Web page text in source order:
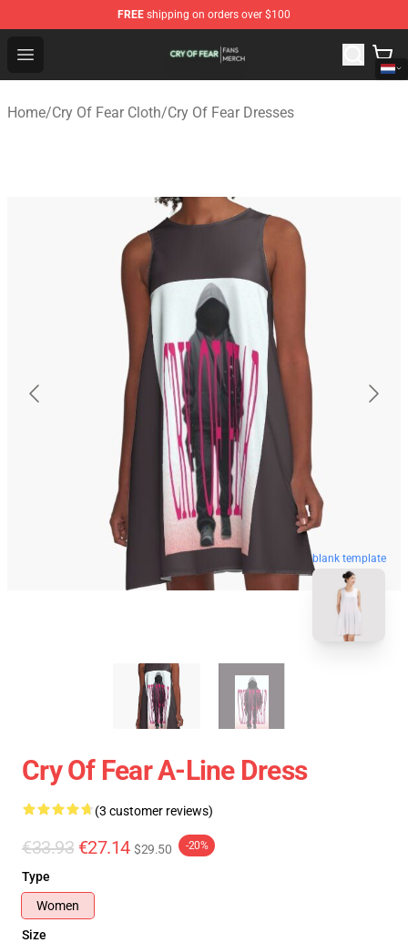
FREE shipping on orders over $100
Open menu
Cry Of Fear Shop - Official Cry Of Fear Merchandise Store
Home/Cry Of Fear Cloth/Cry Of Fear Dresses
blank template
Cry Of Fear A-Line Dress
(3 customer reviews)
€33.93 €27.14 $29.50 -20%
Type
Women
Size